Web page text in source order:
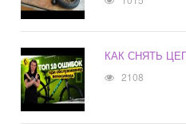
КАК СНЯТЬ
2108